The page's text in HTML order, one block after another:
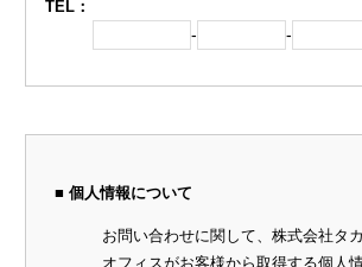
TEL：
- -
■ 個人情報について
お問い合わせに関して、株式会社タ
オフィスがお客様から取得する個人